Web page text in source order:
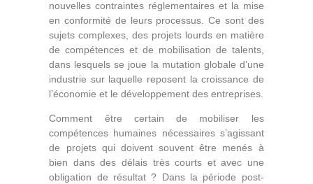
nouvelles contraintes réglementaires et la mise
en conformité de leurs processus. Ce sont des
sujets complexes, des projets lourds en matière
de compétences et de mobilisation de talents,
dans lesquels se joue la mutation globale d’une
industrie sur laquelle reposent la croissance de
l’économie et le développement des entreprises.
Comment être certain de mobiliser les
compétences humaines nécessaires s’agissant
de projets qui doivent souvent être menés à
bien dans des délais très courts et avec une
obligation de résultat ? Dans la période post-